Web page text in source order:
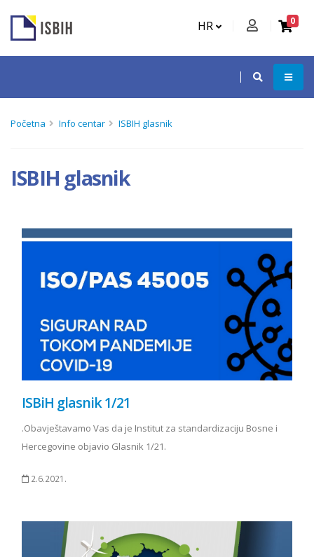
HR 0
Početna Info centar ISBIH glasnik
ISBIH glasnik
ISBiH glasnik 1/21
.Obavještavamo Vas da je Institut za standardizaciju Bosne i
Hercegovine objavio Glasnik 1/21.
2.6.2021.